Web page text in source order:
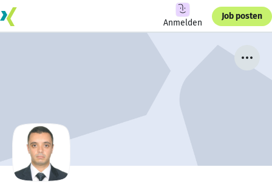
Anmelden
Job posten